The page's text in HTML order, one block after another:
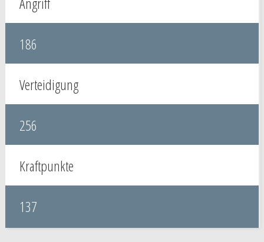
186
Verteidigung
256
Kraftpunkte
137